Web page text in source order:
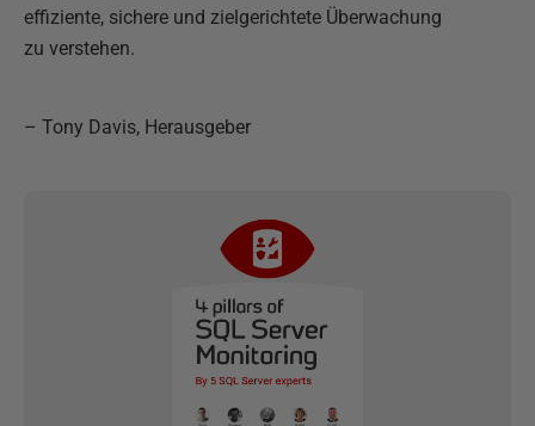
effiziente, sichere und zielgerichtete Überwachung
zu verstehen.
– Tony Davis, Herausgeber